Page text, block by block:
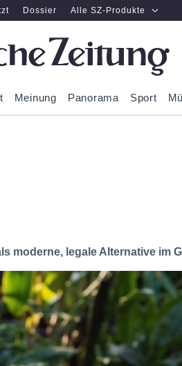
Dossier Alle SZ-Produkte
Meinung Panorama Sport
moderne, legale Alternative im